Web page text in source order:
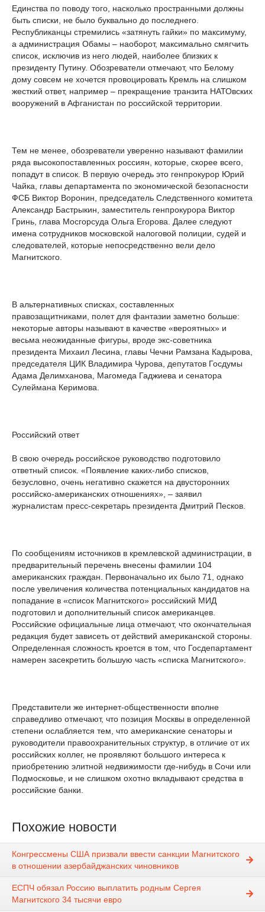
Единства по поводу того, насколько пространными должны
быть списки, не было буквально до последнего.
Республиканцы стремились «затянуть гайки» по максимуму,
а администрация Обамы – наоборот, максимально смягчить
список, исключив из него людей, наиболее близких к
президенту Путину. Обозреватели отмечают, что Белому
дому совсем не хочется провоцировать Кремль на слишком
жесткий ответ, например – прекращение транзита НАТОвских
вооружений в Афганистан по российской территории.
Тем не менее, обозреватели уверенно называют фамилии
ряда высокопоставленных россиян, которые, скорее всего,
попадут в список. В первую очередь это генпрокурор Юрий
Чайка, главы департамента по экономической безопасности
ФСБ Виктор Воронин, председатель Следственного комитета
Александр Бастрыкин, заместитель генпрокурора Виктор
Гринь, глава Мосгорсуда Ольга Егорова. Далее следуют
имена сотрудников московской налоговой полиции, судей и
следователей, которые непосредственно вели дело
Магнитского.
В альтернативных списках, составленных
правозащитниками, полет для фантазии заметно больше:
некоторые авторы называют в качестве «вероятных» и
весьма неожиданные фигуры, вроде экс-советника
президента Михаил Лесина, главы Чечни Рамзана Кадырова,
председателя ЦИК Владимира Чурова, депутатов Госдумы
Адама Делимханова, Магомеда Гаджиева и сенатора
Сулеймана Керимова.
Российский ответ
В свою очередь российское руководство подготовило
ответный список. «Появление каких-либо списков,
безусловно, очень негативно скажется на двусторонних
российско-американских отношениях», – заявил
журналистам пресс-секретарь президента Дмитрий Песков.
По сообщениям источников в кремлевской администрации, в
предварительный перечень внесены фамилии 104
американских граждан. Первоначально их было 71, однако
после увеличения количества потенциальных кандидатов на
попадание в «список Магнитского» российский МИД
подготовил и дополнительный список американцев.
Российские официальные лица отмечают, что окончательная
редакция будет зависеть от действий американской стороны.
Определенная сложность кроется в том, что Госдепартамент
намерен засекретить большую часть «списка Магнитского».
Представители же интернет-общественности вполне
справедливо отмечают, что позиция Москвы в определенной
степени ослабляется тем, что американские сенаторы и
руководители правоохранительных структур, в отличие от их
российских коллег, не проявляют большого интереса к
приобретению элитной недвижимости где-нибудь в Сочи или
Подмосковье, и не слишком охотно вкладывают средства в
российские банки.
Похожие новости
Конгрессмены США призвали ввести санкции Магнитского
в отношении азербайджанских чиновников
ЕСПЧ обязал Россию выплатить родным Сергея
Магнитского 34 тысячи евро